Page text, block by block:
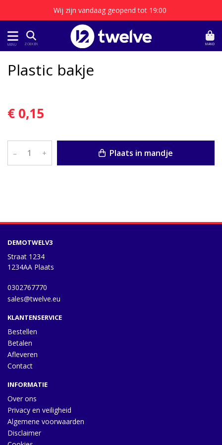
Wij zijn vandaag geopend tot 19:00
MENU ZOEKEN MAND
Plastic bakje
€ 0,15
– + Plaats in mandje
DEMOTWELV3
Straat 1234
1234AA Plaats
0302767770
sales@twelve.eu
KLANTENSERVICE
Bestellen
Betalen
Afleveren
Contact
INFORMATIE
Over ons
Privacy en veiligheid
Algemene voorwaarden
Disclaimer